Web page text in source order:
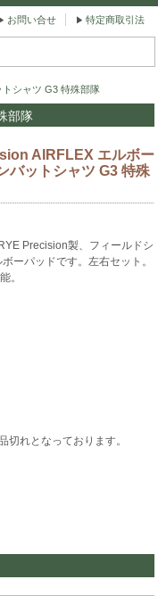
お問い合せ 特定商取引法
シャツ G3 特殊部隊
部隊
AIRFLEX エルボー
バットシャツ G3 特殊
Precision製、フィールドシ
ーパッドです。左右セット。
。
切れとなっております。